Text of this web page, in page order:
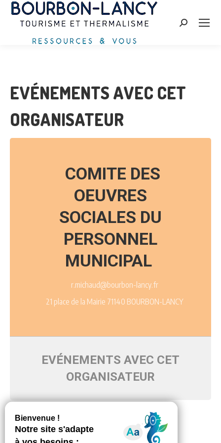
Recherche
EVÉNEMENTS AVEC CET
ORGANISATEUR
COMITE DES
OEUVRES
SOCIALES DU
PERSONNEL
MUNICIPAL
r.michaud@bourbon-lancy.fr
21 place de la Mairie 71140 BOURBON-LANCY
EVÉNEMENTS AVEC CET
ORGANISATEUR
Pas d'événements programmés pour ce moment-là